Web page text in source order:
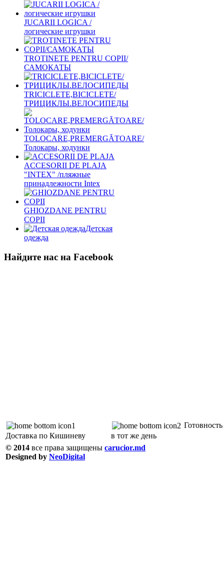
JUCARII LOGICA /
логические игрушки
TROTINETE PENTRU COPII/
САМОКАТЫ
TRICICLETE,BICICLETE/
ТРИЦИКЛЫ.ВЕЛОСИПЕДЫ
TOLOCARE,PREMERGĂTOARE/
Толокары, ходунки
ACCESORII DE PLAJA
"INTEX" /пляжные
принадлежности Intex
GHIOZDANE PENTRU
COPII
Детская
одежда
Найдите нас на Facebook
Доставка по Кишиневу
в тот же день
© 2014 все права защищены carucior.md
Designed by NeoDigital